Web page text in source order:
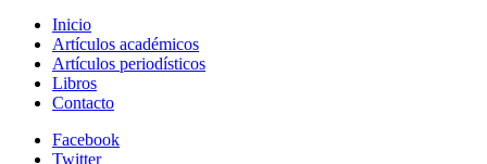
Inicio
Artículos académicos
Artículos periodísticos
Libros
Contacto
Facebook
Twitter